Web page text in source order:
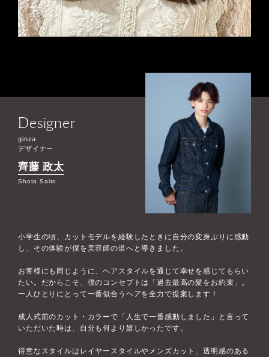
Designer
ginza
デザイナー
齊藤 政太
Shota Saito
小学生の頃、カットモデルを経験したときに自分の変身ぶりに感動
し、その体験が僕を美容師の道へと導きました。
お客様にも同じように、ヘアスタイルを通じて幸せを感じてもらい
たい。だからこそ、僕のコンセプトは「過去最高の髪をお約束」。
一人ひとりにとって一番似合うヘアを全力で提案します！
成人式前のカット・カラーで「人生で一番感動しました」と言って
いただいた時は、自分も何より嬉しかったです。
得意なスタイルはレイヤースタイルやメンズカット、透明感のある